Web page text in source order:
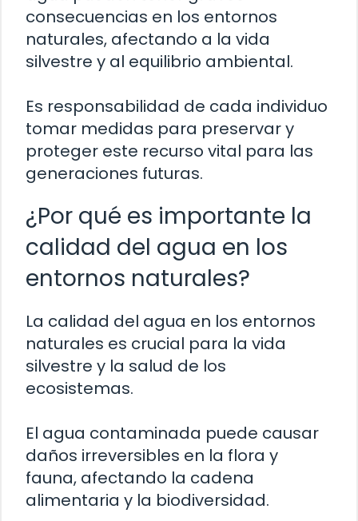
consecuencias en los entornos
naturales, afectando a la vida
silvestre y al equilibrio ambiental.
Es responsabilidad de cada individuo
tomar medidas para preservar y
proteger este recurso vital para las
generaciones futuras.
¿Por qué es importante la
calidad del agua en los
entornos naturales?
La calidad del agua en los entornos
naturales es crucial para la vida
silvestre y la salud de los
ecosistemas.
El agua contaminada puede causar
daños irreversibles en la flora y
fauna, afectando la cadena
alimentaria y la biodiversidad.